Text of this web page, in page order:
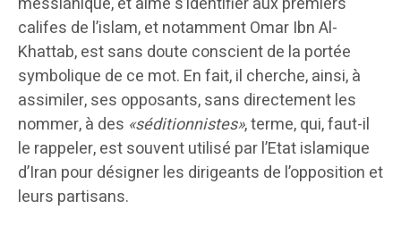
califes de l’islam, et notamment Omar Ibn Al-
Khattab, est sans doute conscient de la portée
symbolique de ce mot. En fait, il cherche, ainsi, à
assimiler, ses opposants, sans directement les
nommer, à des «séditionnistes», terme, qui, faut-il
le rappeler, est souvent utilisé par l’Etat islamique
d’Iran pour désigner les dirigeants de l’opposition et
leurs partisans.